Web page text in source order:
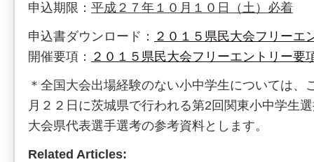
申込期限： 平成２７年１０月１０日（土）必着
申込書ダウンロード： ２０１５県民大会フリーエ
開催要項： ２０１５県民大会フリーエントリー要
＊全国大会出場経験のない小中学生については、
月２２日に茨城県で行われる第2回関東小中学生
大会県代表選手選考の参考資料とします。
Related Articles: